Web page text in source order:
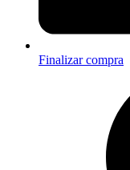
Finalizar compra